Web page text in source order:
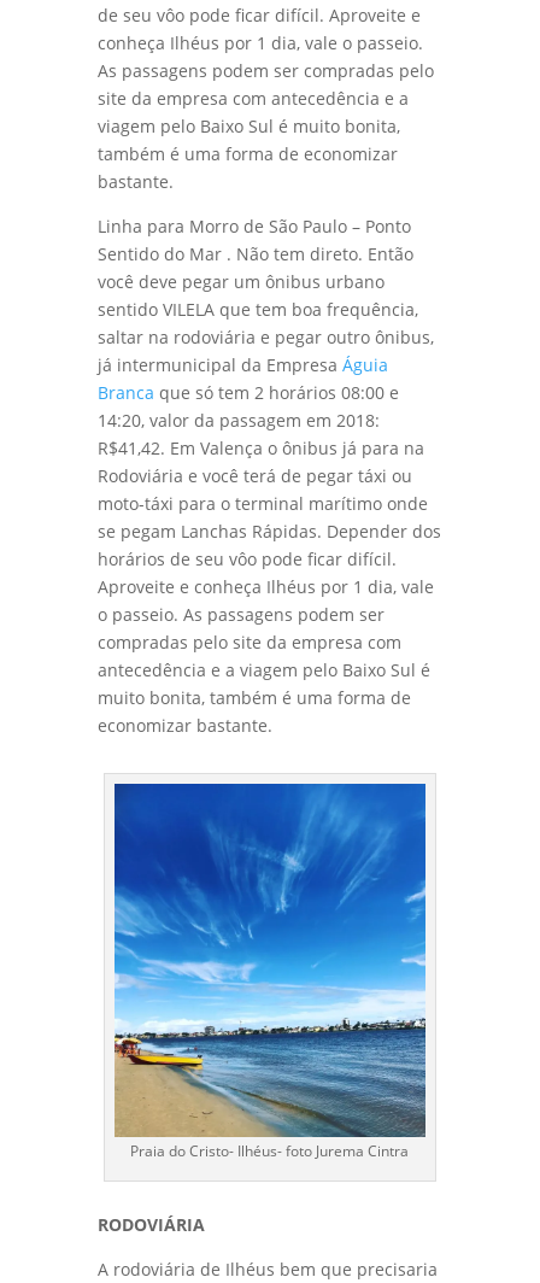
de seu vôo pode ficar difícil. Aproveite e
conheça Ilhéus por 1 dia, vale o passeio.
As passagens podem ser compradas pelo
site da empresa com antecedência e a
viagem pelo Baixo Sul é muito bonita,
também é uma forma de economizar
bastante.
Linha para Morro de São Paulo – Ponto
Sentido do Mar . Não tem direto. Então
você deve pegar um ônibus urbano
sentido VILELA que tem boa frequência,
saltar na rodoviária e pegar outro ônibus,
já intermunicipal da Empresa Águia
Branca que só tem 2 horários 08:00 e
14:20, valor da passagem em 2018:
R$41,42. Em Valença o ônibus já para na
Rodoviária e você terá de pegar táxi ou
moto-táxi para o terminal marítimo onde
se pegam Lanchas Rápidas. Depender dos
horários de seu vôo pode ficar difícil.
Aproveite e conheça Ilhéus por 1 dia, vale
o passeio. As passagens podem ser
compradas pelo site da empresa com
antecedência e a viagem pelo Baixo Sul é
muito bonita, também é uma forma de
economizar bastante.
Praia do Cristo- Ilhéus- foto Jurema Cintra
RODOVIÁRIA
A rodoviária de Ilhéus bem que precisaria